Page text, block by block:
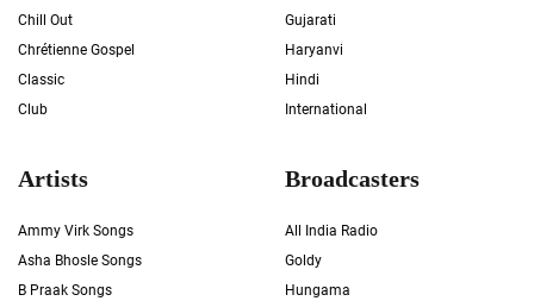
Chill Out
Chrétienne Gospel
Classic
Club
Gujarati
Haryanvi
Hindi
International
Artists
Ammy Virk Songs
Asha Bhosle Songs
B Praak Songs
Broadcasters
All India Radio
Goldy
Hungama